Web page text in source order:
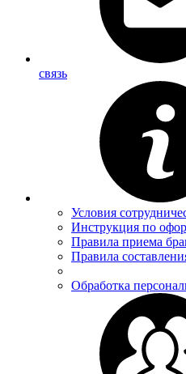
связь
Условия
Инструкция по
Правила приема
Правила
Обработка